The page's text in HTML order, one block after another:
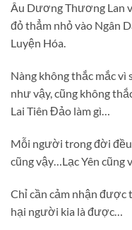
Âu Dương Thương Lan
đỏ thẳm nhỏ vào Ngân
Luyện Hóa.
Nàng không thắc mắc vì
như vậy, cũng không
Lai Tiên Đảo làm gì…
Mỗi người trong đời
cũng vậy…Lạc Yên cũng
Chỉ cần cảm nhận được
hại người kia là được…